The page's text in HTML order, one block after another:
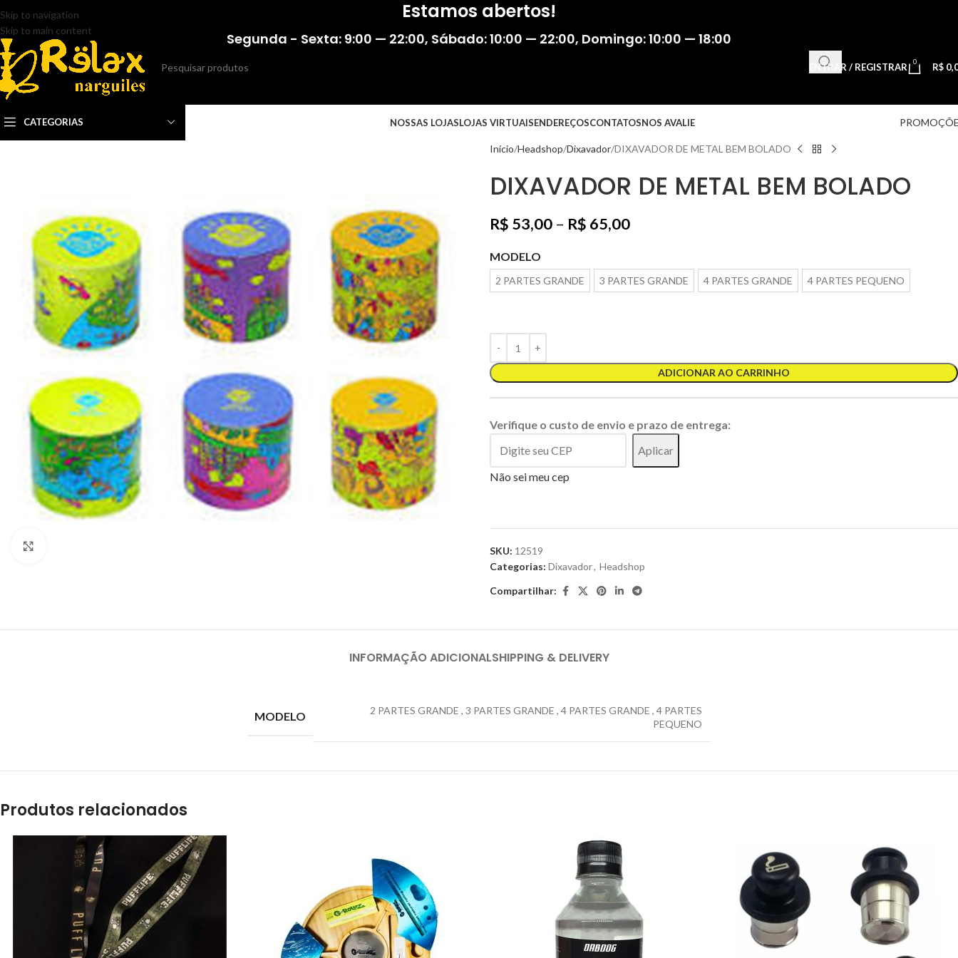
Skip to navigation
Skip to main content
Estamos abertos!
Segunda - Sexta: 9:00 — 22:00, Sábado: 10:00 — 22:00, Domingo: 10:00 — 18:00
ENTRAR / REGISTRAR 0 R$
CATEGORIAS NOSSAS LOJASLOJAS VIRTUAISENDEREÇOSCONTATOSNOS AVALIE
Início Headshop Dixavador DIXAVADOR DE METAL BEM BOLADO
DIXAVADOR DE METAL BEM BOLADO
R$ 53,00 – R$ 65,00
MODELO
2 PARTES GRANDE 3 PARTES GRANDE 4 PARTES GRANDE 4 PARTES PEQUENO
ADICIONAR AO CARRINHO
Verifique o custo de envio e prazo de entrega:
Aplicar
Não sei meu cep
SKU: 12519
Categorias: Dixavador, Headshop
Compartilhar:
INFORMAÇÃO ADICIONALSHIPPING & DELIVERY
MODELO 2 PARTES GRANDE , 3 PARTES GRANDE , 4 PARTES GRANDE , 4 PARTES
PEQUENO
Produtos relacionados